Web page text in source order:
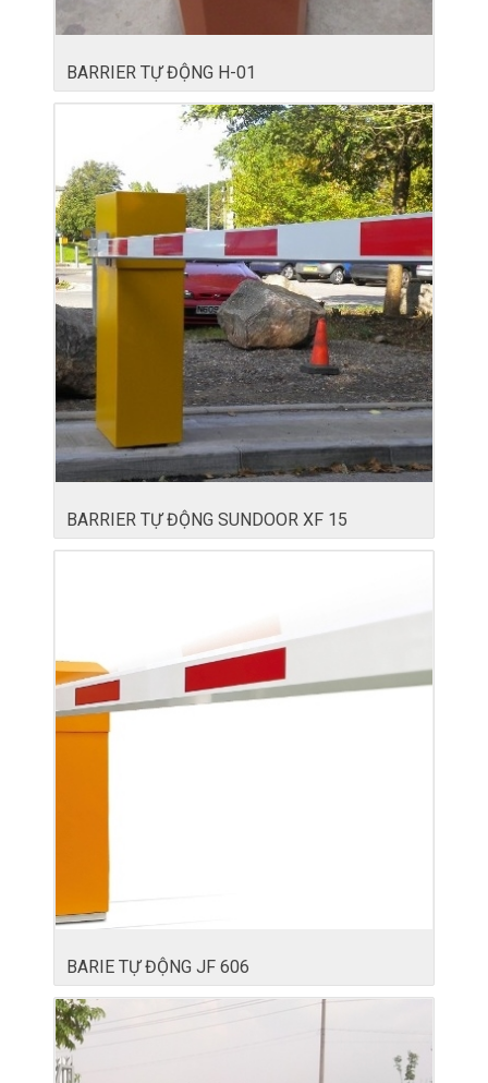
BARRIER TỰ ĐỘNG H-01
BARRIER TỰ ĐỘNG SUNDOOR XF 15
BARIE TỰ ĐỘNG JF 606